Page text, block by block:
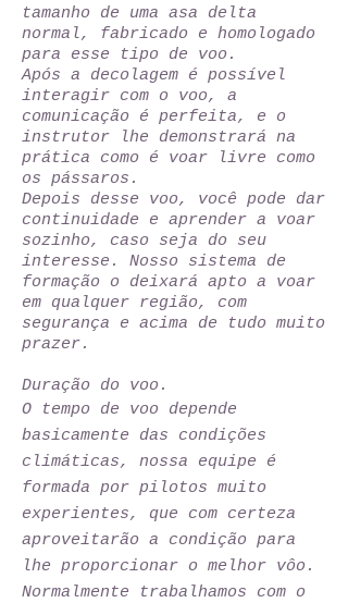
tamanho de uma asa delta
normal, fabricado e homologado
para esse tipo de voo.
Após a decolagem é possível
interagir com o voo, a
comunicação é perfeita, e o
instrutor lhe demonstrará na
prática como é voar livre como
os pássaros.
Depois desse voo, você pode dar
continuidade e aprender a voar
sozinho, caso seja do seu
interesse. Nosso sistema de
formação o deixará apto a voar
em qualquer região, com
segurança e acima de tudo muito
prazer.
Duração do voo.
O tempo de voo depende
basicamente das condições
climáticas, nossa equipe é
formada por pilotos muito
experientes, que com certeza
aproveitarão a condição para
lhe proporcionar o melhor vôo.
Normalmente trabalhamos com o